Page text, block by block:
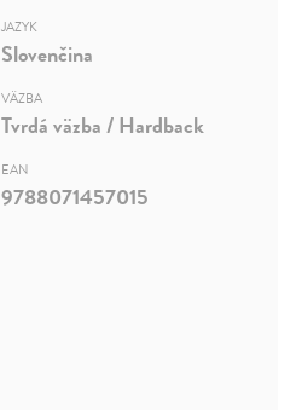
JAZYK
Slovenčina
VÄZBA
Tvrdá väzba / Hardback
EAN
9788071457015